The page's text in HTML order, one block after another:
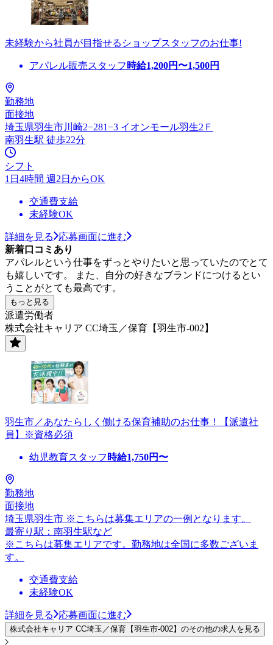
未経験から社員が目指せるショップスタッフのお仕事!
アパレル販売スタッフ 時給1,200円〜1,500円
勤務地
面接地
埼玉県羽生市川崎2−281−3 イオンモール羽生2Ｆ
南羽生駅 徒歩22分
シフト
1日4時間 週2日からOK
交通費支給
未経験OK
詳細を見る
応募画面に進む
新着口コミあり
アパレルという仕事をずっとやりたいと思っていたのでとて
も嬉しいです。 また、自分の好きなブランドにつけるとい
うことがとても最高です。
もっと見る
派遣労働者
株式会社キャリア CC埼玉／保育【羽生市-002】
羽生市／あなたらしく働ける保育補助のお仕事！【派遣社
員】※資格必須
幼児教育スタッフ 時給1,750円〜
勤務地
面接地
埼玉県羽生市 ※こちらは募集エリアの一例となります。
最寄り駅：南羽生駅など
※こちらは募集エリアです。勤務地は全国に多数ございま
す。
交通費支給
未経験OK
詳細を見る 応募画面に進む
株式会社キャリア CC埼玉／保育【羽生市-002】のその他の求人を見る